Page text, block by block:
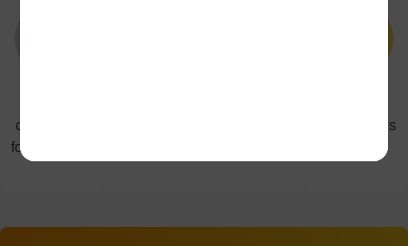
campus de
formation en
de réussites